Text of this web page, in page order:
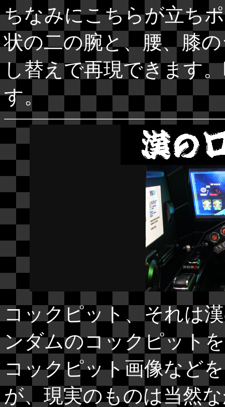
ちなみにこちらが立ち
状の二の腕と、腰、膝
し替えで再現できます
す。
コックピット、それは
ンダムのコックピット
コックピット画像など
が、現実のものは当然